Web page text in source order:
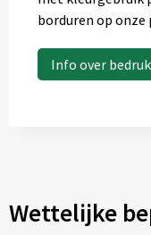
borduren op
Info over
Wettelijke